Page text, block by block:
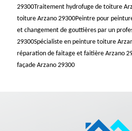
29300Traitement hydrofuge de toiture
toiture Arzano 29300Peintre pour
et changement de gouttières par un
29300Spécialiste en peinture toiture
réparation de faitage et faitière Arzano
façade Arzano 29300